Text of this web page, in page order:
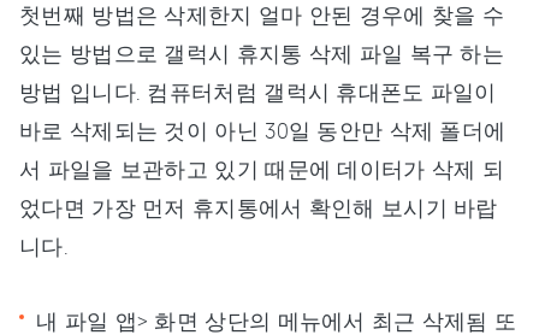
첫번째 방법은 삭제한지 얼마 안된 경우에 찾을 수
있는 방법으로 갤럭시 휴지통 삭제 파일 복구 하는
방법 입니다. 컴퓨터처럼 갤럭시 휴대폰도 파일이
바로 삭제되는 것이 아닌 30일 동안만 삭제 폴더에
서 파일을 보관하고 있기 때문에 데이터가 삭제 되
었다면 가장 먼저 휴지통에서 확인해 보시기 바랍
니다.
내 파일 앱> 화면 상단의 메뉴에서 최근 삭제됨 또